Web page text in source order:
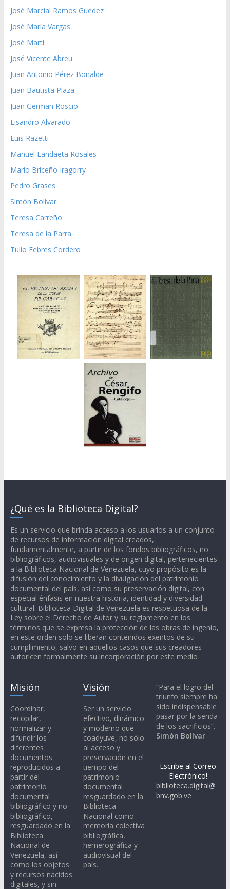
José Marcial Ramos Guedez
José María Vargas
José Martí
José Vicente Abreu
Juan Antonio Pérez Bonalde
Juan Bautista Plaza
Juan German Roscio
Lisandro Alvarado
Luis Razetti
Manuel Landaeta Rosales
Mario Briceño Iragorry
Pedro Grases
Simón Bolívar
Teresa Carreño
Teresa de la Parra
Tulio Febres Cordero
¿Qué es la Biblioteca Digital?
Es un servicio que brinda acceso a los usuarios a un conjunto
de recursos de información digital creados,
fundamentalmente, a partir de los fondos bibliográficos, no
bibliográficos, audiovisuales y de origen digital, pertenecientes
a la Biblioteca Nacional de Venezuela, cuyo propósito es la
difusión del conocimiento y la divulgación del patrimonio
documental del país, así como su preservación digital, con
especial énfasis en nuestra historia, identidad y diversidad
cultural. Biblioteca Digital de Venezuela es respetuosa de la
Ley sobre el Derecho de Autor y su reglamento en los
términos que se expresa la protección de las obras de ingenio,
en este orden solo se liberan contenidos exentos de su
cumplimiento, salvo en aquellos casos que sus creadores
autoricen formalmente su incorporación por este medio
Misión
Coordinar,
recopilar,
normalizar y
difundir los
diferentes
documentos
reproducidos a
partir del
patrimonio
documental
bibliográfico y no
bibliográfico,
resguardado en la
Biblioteca
Nacional de
Venezuela, así
como los objetos
y recursos nacidos
digitales, y sin
Visión
Ser un servicio
efectivo, dinámico
y moderno que
coadyuve, no sólo
al acceso y
preservación en el
tiempo del
patrimonio
documental
resguardado en la
Biblioteca
Nacional como
memoria colectiva
bibliográfica,
hemerográfica y
audiovisual del
país.
“Para el logro del
triunfo siempre ha
sido indispensable
pasar por la senda
de los sacrificios”.
Simón Bolívar
Escribe al Correo
Electrónico!
biblioteca.digital@
bnv.gob.ve